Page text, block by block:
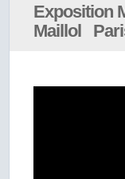
Exposition
Maillol